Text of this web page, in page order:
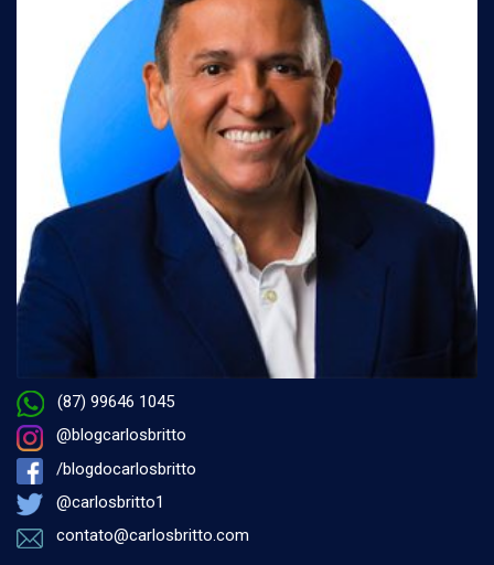
(87) 99646 1045
@blogcarlosbritto
/blogdocarlosbritto
@carlosbritto1
contato@carlosbritto.com